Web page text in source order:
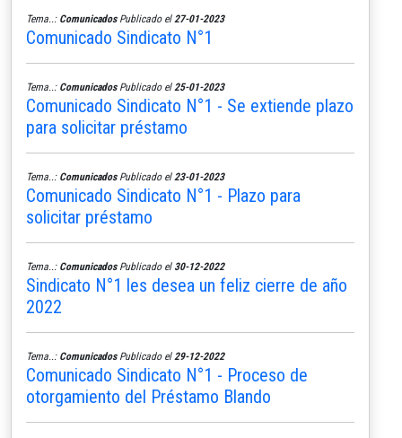
Tema..: ComunicadosPublicado el 27-01-2023
Comunicado Sindicato N°1
Tema..: ComunicadosPublicado el 25-01-2023
Comunicado Sindicato N°1 - Se extiende plazo
para solicitar préstamo
Tema..: ComunicadosPublicado el 23-01-2023
Comunicado Sindicato N°1 - Plazo para
solicitar préstamo
Tema..: ComunicadosPublicado el 30-12-2022
Sindicato N°1 les desea un feliz cierre de año
2022
Tema..: ComunicadosPublicado el 29-12-2022
Comunicado Sindicato N°1 - Proceso de
otorgamiento del Préstamo Blando